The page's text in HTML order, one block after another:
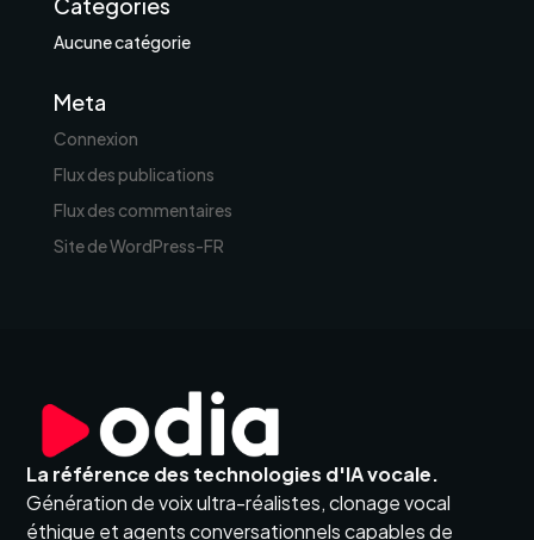
Aucune catégorie
Meta
Connexion
Flux des publications
Flux des commentaires
Site de WordPress-FR
La référence des technologies d'IA vocale.
Génération de voix ultra-réalistes, clonage vocal
éthique et agents conversationnels capables de